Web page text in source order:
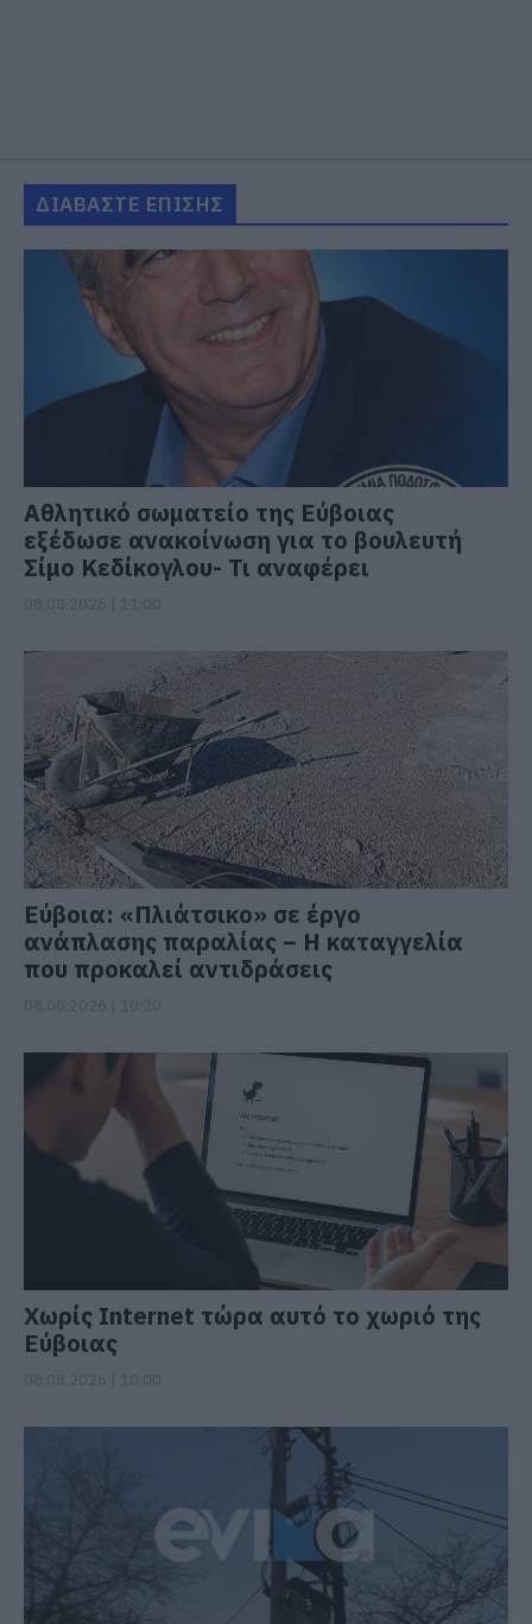
ΔΙΑΒΑΣΤΕ ΕΠΙΣΗΣ
Αθλητικό σωματείο της Εύβοιας
εξέδωσε ανακοίνωση για το βουλευτή
Σίμο Κεδίκογλου- Τι αναφέρει
Εύβοια: «Πλιάτσικο» σε έργο
ανάπλασης παραλίας – Η καταγγελία
που προκαλεί αντιδράσεις
Χωρίς Internet τώρα αυτό το χωριό της
Εύβοιας